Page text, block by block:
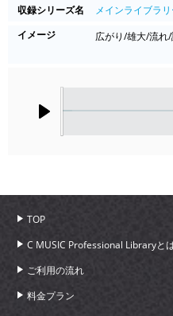
収録シリーズ名
メインライブラリ
イメージ
広がり/雄大/流れ
TOP
C MUSIC Professional Libraryと
ご利用の流れ
料金プラン